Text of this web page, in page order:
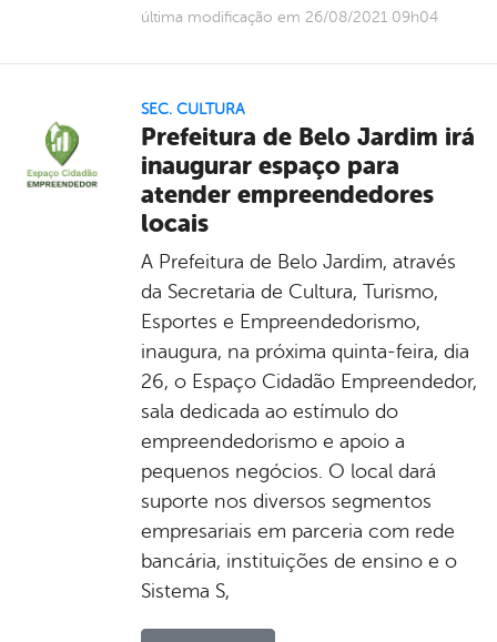
última modificação em 26/08/2021 09h04
SEC. CULTURA
Prefeitura de Belo Jardim irá
inaugurar espaço para
atender empreendedores
locais
A Prefeitura de Belo Jardim, através
da Secretaria de Cultura, Turismo,
Esportes e Empreendedorismo,
inaugura, na próxima quinta-feira, dia
26, o Espaço Cidadão Empreendedor,
sala dedicada ao estímulo do
empreendedorismo e apoio a
pequenos negócios. O local dará
suporte nos diversos segmentos
empresariais em parceria com rede
bancária, instituições de ensino e o
Sistema S,